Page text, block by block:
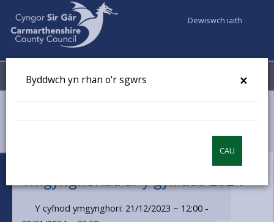
×
Byddwch yn rhan o'r sgwrs
CAU
Dewiswch iaith
Dewislen Fy Nghyfrifon
Ymgynghoriad ar y gyllideb 2024
Y cyfnod ymgynghori: 21/12/2023 ~ 12:00 -